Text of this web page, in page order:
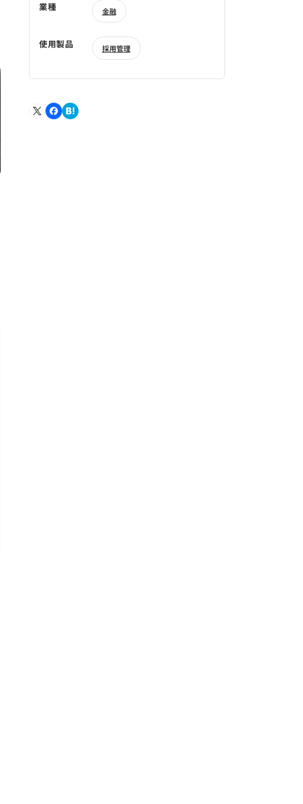
業種 金融
使用製品 採用管理